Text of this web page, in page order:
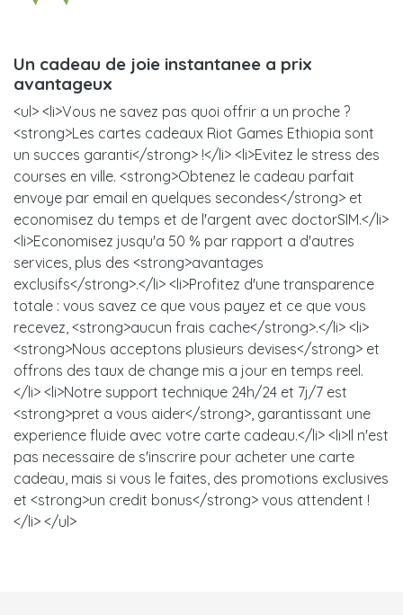
Un cadeau de joie instantanee a prix
avantageux
<ul> <li>Vous ne savez pas quoi offrir a un proche ?
<strong>Les cartes cadeaux Riot Games Ethiopia sont
un succes garanti</strong> !</li> <li>Evitez le stress des
courses en ville. <strong>Obtenez le cadeau parfait
envoye par email en quelques secondes</strong> et
economisez du temps et de l'argent avec doctorSIM.</li>
<li>Economisez jusqu'a 50 % par rapport a d'autres
services, plus des <strong>avantages
exclusifs</strong>.</li> <li>Profitez d'une transparence
totale : vous savez ce que vous payez et ce que vous
recevez, <strong>aucun frais cache</strong>.</li> <li>
<strong>Nous acceptons plusieurs devises</strong> et
offrons des taux de change mis a jour en temps reel.
</li> <li>Notre support technique 24h/24 et 7j/7 est
<strong>pret a vous aider</strong>, garantissant une
experience fluide avec votre carte cadeau.</li> <li>Il n'est
pas necessaire de s'inscrire pour acheter une carte
cadeau, mais si vous le faites, des promotions exclusives
et <strong>un credit bonus</strong> vous attendent !
</li> </ul>